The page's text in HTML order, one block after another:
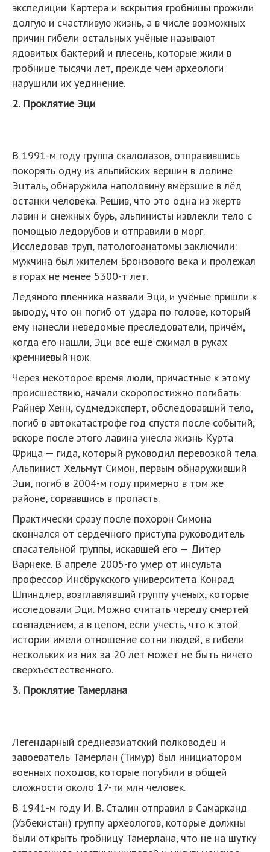
экспедиции Картера и вскрытия гробницы прожили
долгую и счастливую жизнь, а в числе возможных
причин гибели остальных учёные называют
ядовитых бактерий и плесень, которые жили в
гробнице тысячи лет, прежде чем археологи
нарушили их уединение.
2. Проклятие Эци
В 1991-м году группа скалолазов, отправившись
покорять одну из альпийских вершин в долине
Эцталь, обнаружила наполовину вмёрзшие в лёд
останки человека. Решив, что это одна из жертв
лавин и снежных бурь, альпинисты извлекли тело с
помощью ледорубов и отправили в морг.
Исследовав труп, патологоанатомы заключили:
мужчина был жителем Бронзового века и пролежал
в горах не менее 5300-т лет.
Ледяного пленника назвали Эци, и учёные пришли к
выводу, что он погиб от удара по голове, который
ему нанесли неведомые преследователи, причём,
когда его нашли, Эци всё ещё сжимал в руках
кремниевый нож.
Через некоторое время люди, причастные к этому
происшествию, начали скоропостижно погибать:
Райнер Хенн, судмедэксперт, обследовавший тело,
погиб в автокатастрофе год спустя после событий,
вскоре после этого лавина унесла жизнь Курта
Фрица — гида, который руководил перевозкой тела.
Альпинист Хельмут Симон, первым обнаруживший
Эци, погиб в 2004-м году примерно в том же
районе, сорвавшись в пропасть.
Практически сразу после похорон Симона
скончался от сердечного приступа руководитель
спасательной группы, искавшей его — Дитер
Варнеке. В апреле 2005-го умер от инсульта
профессор Инсбрукского университета Конрад
Шпиндлер, возглавлявший группу учёных, которые
исследовали Эци. Можно считать череду смертей
совпадением, а в целом, если учесть, что к этой
истории имели отношение сотни людей, в гибели
нескольких из них за 20 лет может не быть ничего
сверхъестественного.
3. Проклятие Тамерлана
Легендарный среднеазиатский полководец и
завоеватель Тамерлан (Тимур) был инициатором
военных походов, которые погубили в общей
сложности около 17-ти млн человек.
В 1941-м году И. В. Сталин отправил в Самарканд
(Узбекистан) группу археологов, которые должны
были открыть гробницу Тамерлана, что не на шутку